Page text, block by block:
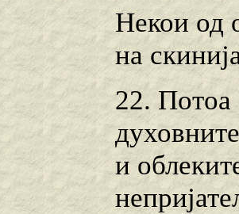
Некои од
на
22. Потоа
и